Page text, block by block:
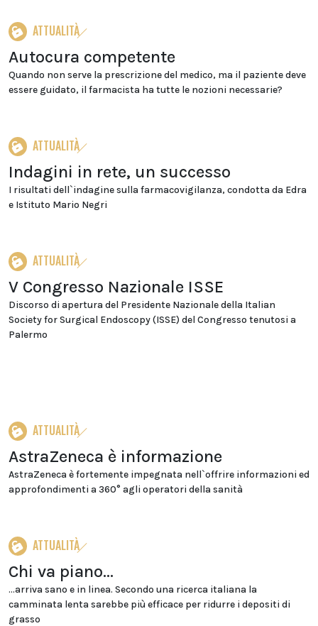
ATTUALITÀ
Autocura competente
Quando non serve la prescrizione del medico, ma il paziente deve
essere guidato, il farmacista ha tutte le nozioni necessarie?
ATTUALITÀ
Indagini in rete, un successo
I risultati dell`indagine sulla farmacovigilanza, condotta da Edra
e Istituto Mario Negri
ATTUALITÀ
V Congresso Nazionale ISSE
Discorso di apertura del Presidente Nazionale della Italian
Society for Surgical Endoscopy (ISSE) del Congresso tenutosi a
Palermo
ATTUALITÀ
AstraZeneca è informazione
AstraZeneca è fortemente impegnata nell`offrire informazioni ed
approfondimenti a 360° agli operatori della sanità
ATTUALITÀ
Chi va piano…
…arriva sano e in linea. Secondo una ricerca italiana la
camminata lenta sarebbe più efficace per ridurre i depositi di
grasso